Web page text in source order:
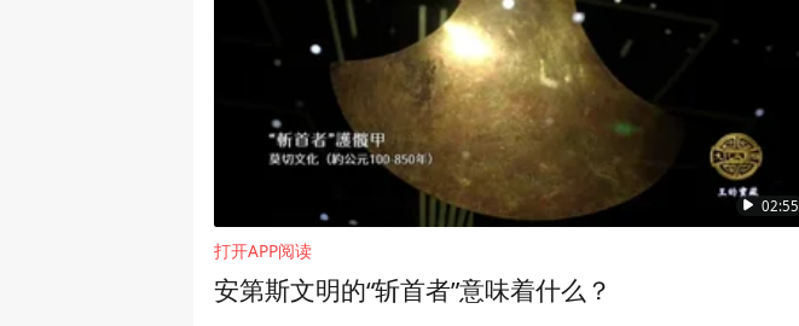
02:55
打开APP阅读
安第斯文明的“斩首者”意味着什么？